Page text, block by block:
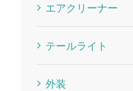
エアクリーナー
テールライト
外装